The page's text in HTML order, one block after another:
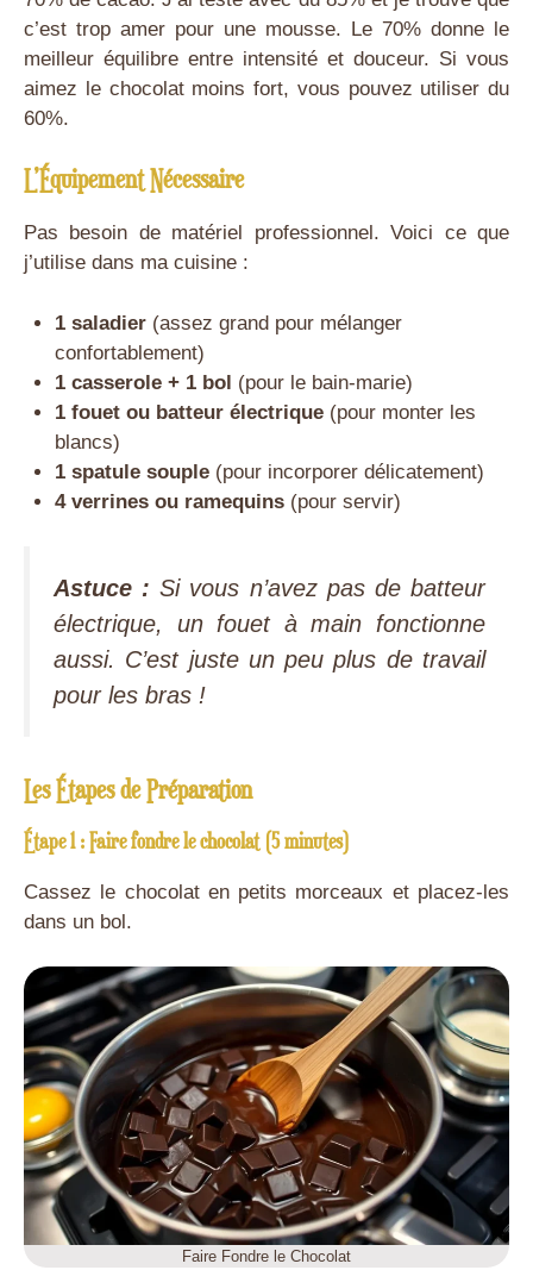
c’est trop amer pour une mousse. Le 70% donne le
meilleur équilibre entre intensité et douceur. Si vous
aimez le chocolat moins fort, vous pouvez utiliser du
60%.
L’Équipement Nécessaire
Pas besoin de matériel professionnel. Voici ce que
j’utilise dans ma cuisine :
1 saladier(assez grand pour mélanger
confortablement)
1 casserole + 1 bol (pour le bain-marie)
1 fouet ou batteur électrique(pour monter les
blancs)
1 spatule souple(pour incorporer délicatement)
4 verrines ou ramequins(pour servir)
Astuce : Si vous n’avez pas de batteur
électrique, un fouet à main fonctionne
aussi. C’est juste un peu plus de travail
pour les bras !
Les Étapes de Préparation
Étape 1 : Faire fondre le chocolat (5 minutes)
Cassez le chocolat en petits morceaux et placez-les
dans un bol.
Faire Fondre le Chocolat